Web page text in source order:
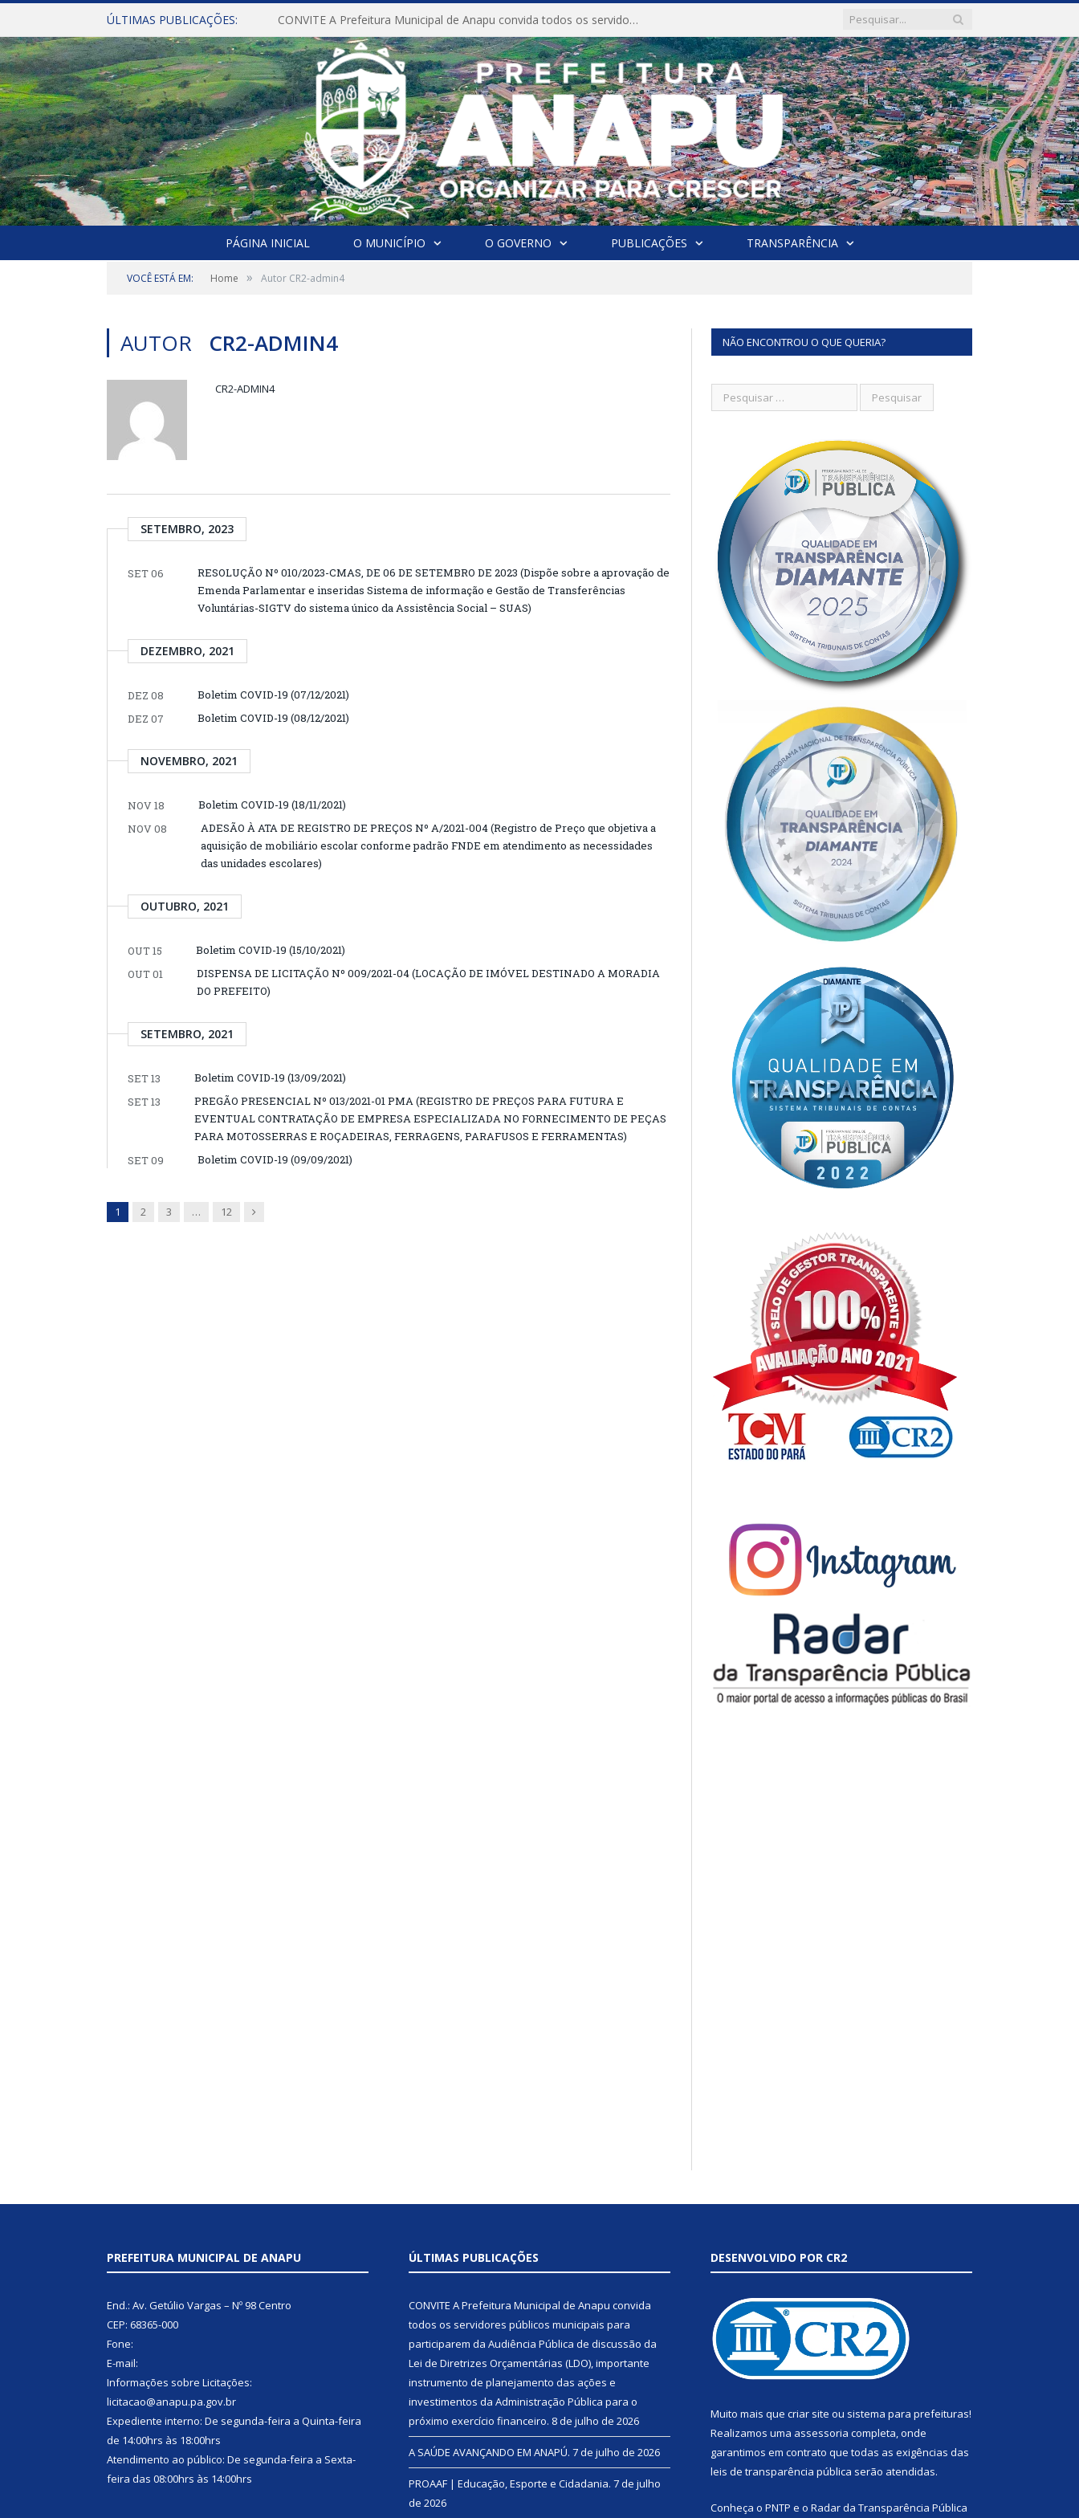
ÚLTIMAS PUBLICAÇÕES: CONVITE A Prefeitura Municipal de Anapu convida todos os servidores públicos municipais para participarem da Audiência Pública de discussão da Lei de Diretrizes Orçamentárias (LDO), importante instrumento de planejamento das ações e investimentos da Administração Pública para o próximo exercício financeiro.
PÁGINA INICIAL O MUNICÍPIO O GOVERNO PUBLICAÇÕES TRANSPARÊNCIA
VOCÊ ESTÁ EM: Home » Autor CR2-admin4
AUTOR CR2-ADMIN4
CR2-ADMIN4
SETEMBRO, 2023
SET 06
RESOLUÇÃO Nº 010/2023-CMAS, DE 06 DE SETEMBRO DE 2023 (Dispõe sobre a aprovação de
Emenda Parlamentar e inseridas Sistema de informação e Gestão de Transferências
Voluntárias-SIGTV do sistema único da Assistência Social – SUAS)
DEZEMBRO, 2021
DEZ 08
Boletim COVID-19 (07/12/2021)
DEZ 07
Boletim COVID-19 (08/12/2021)
NOVEMBRO, 2021
NOV 18
Boletim COVID-19 (18/11/2021)
NOV 08
ADESÃO À ATA DE REGISTRO DE PREÇOS Nº A/2021-004 (Registro de Preço que objetiva a
aquisição de mobiliário escolar conforme padrão FNDE em atendimento as necessidades
das unidades escolares)
OUTUBRO, 2021
OUT 15
Boletim COVID-19 (15/10/2021)
OUT 01
DISPENSA DE LICITAÇÃO Nº 009/2021-04 (LOCAÇÃO DE IMÓVEL DESTINADO A MORADIA
DO PREFEITO)
SETEMBRO, 2021
SET 13
Boletim COVID-19 (13/09/2021)
SET 13
PREGÃO PRESENCIAL Nº 013/2021-01 PMA (REGISTRO DE PREÇOS PARA FUTURA E
EVENTUAL CONTRATAÇÃO DE EMPRESA ESPECIALIZADA NO FORNECIMENTO DE PEÇAS
PARA MOTOSSERRAS E ROÇADEIRAS, FERRAGENS, PARAFUSOS E FERRAMENTAS)
SET 09
Boletim COVID-19 (09/09/2021)
1 2 3 … 12 Next
NÃO ENCONTROU O QUE QUERIA?
PREFEITURA MUNICIPAL DE ANAPU
End.: Av. Getúlio Vargas – Nº 98 Centro
CEP: 68365-000
Fone:
E-mail:
Informações sobre Licitações:
licitacao@anapu.pa.gov.br
Expediente interno: De segunda-feira a Quinta-feira
de 14:00hrs às 18:00hrs
Atendimento ao público: De segunda-feira a Sexta-
feira das 08:00hrs às 14:00hrs
ÚLTIMAS PUBLICAÇÕES
CONVITE A Prefeitura Municipal de Anapu convida
todos os servidores públicos municipais para
participarem da Audiência Pública de discussão da
Lei de Diretrizes Orçamentárias (LDO), importante
instrumento de planejamento das ações e
investimentos da Administração Pública para o
próximo exercício financeiro. 8 de julho de 2026
A SAÚDE AVANÇANDO EM ANAPÚ. 7 de julho de 2026
PROAAF | Educação, Esporte e Cidadania. 7 de julho
de 2026
DESENVOLVIDO POR CR2
Muito mais que criar site ou sistema para prefeituras!
Realizamos uma assessoria completa, onde
garantimos em contrato que todas as exigências das
leis de transparência pública serão atendidas.
Conheça o PNTP e o Radar da Transparência Pública